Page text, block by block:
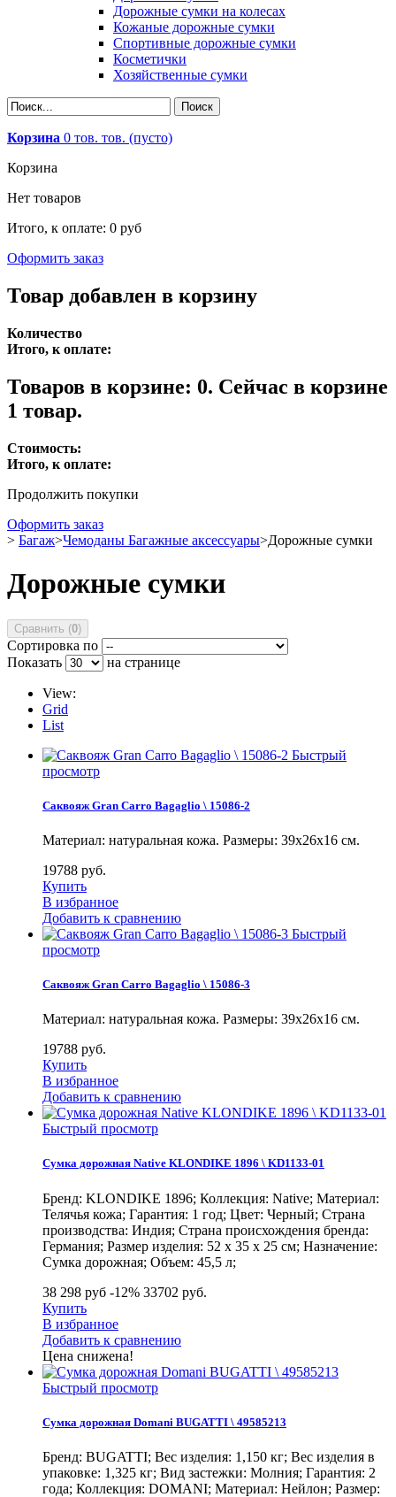
Дорожные сумки на колесах
Кожаные дорожные сумки
Спортивные дорожные сумки
Косметички
Хозяйственные сумки
Корзина 0 тов. тов. (пусто)
Корзина
Нет товаров
Итого, к оплате: 0 руб
Оформить заказ
Товар добавлен в корзину
Количество
Итого, к оплате:
Товаров в корзине: 0. Сейчас в корзине
1 товар.
Стоимость:
Итого, к оплате:
Продолжить покупки
Оформить заказ
> Багаж>Чемоданы Багажные аксессуары>Дорожные сумки
Дорожные сумки
Сравнить (0)
Сортировка по
Показать
на странице
View:
Grid
List
Быстрый
просмотр
Саквояж Gran Carro Bagaglio \ 15086-2
Материал: натуральная кожа. Размеры: 39х26х16 см.
19788 руб.
Купить
В избранное
Добавить к сравнению
Быстрый
просмотр
Саквояж Gran Carro Bagaglio \ 15086-3
Материал: натуральная кожа. Размеры: 39х26х16 см.
19788 руб.
Купить
В избранное
Добавить к сравнению
Быстрый просмотр
Сумка дорожная Native KLONDIKE 1896 \ KD1133-01
Бренд: KLONDIKE 1896; Коллекция: Native; Материал:
Телячья кожа; Гарантия: 1 год; Цвет: Черный; Страна
производства: Индия; Страна происхождения бренда:
Германия; Размер изделия: 52 x 35 x 25 см; Назначение:
Сумка дорожная; Объем: 45,5 л;
38 298 руб -12% 33702 руб.
Купить
В избранное
Добавить к сравнению
Цена снижена!
Быстрый просмотр
Сумка дорожная Domani BUGATTI \ 49585213
Бренд: BUGATTI; Вес изделия: 1,150 кг; Вес изделия в
упаковке: 1,325 кг; Вид застежки: Молния; Гарантия: 2
года; Коллекция: DOMANI; Материал: Нейлон; Размер: